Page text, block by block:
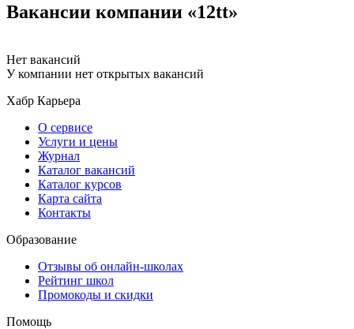
Вакансии компании «12tt»
Нет вакансий
У компании нет открытых вакансий
Хабр Карьера
О сервисе
Услуги и цены
Журнал
Каталог вакансий
Каталог курсов
Карта сайта
Контакты
Образование
Отзывы об онлайн-школах
Рейтинг школ
Промокоды и скидки
Помощь